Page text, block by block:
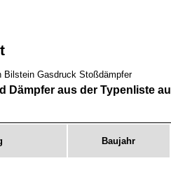
Bilstein Gasdruck Stoßdämpfer
Dämpfer aus der Typenliste
Baujahr